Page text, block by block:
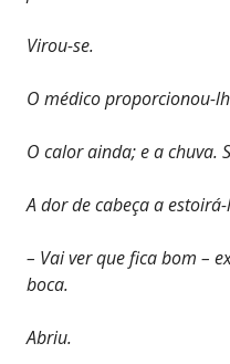
Virou-se.
O médico proporcionou-
O calor ainda; e a chuva.
A dor de cabeça a
– Vai ver que fica bom –
boca.
Abriu.